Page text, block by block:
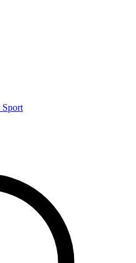
Sport